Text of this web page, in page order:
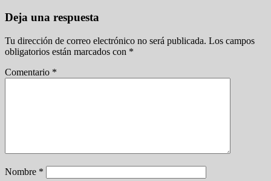
Deja una respuesta
Tu dirección de correo electrónico no será publicada. Los campos
obligatorios están marcados con *
Comentario *
Nombre *